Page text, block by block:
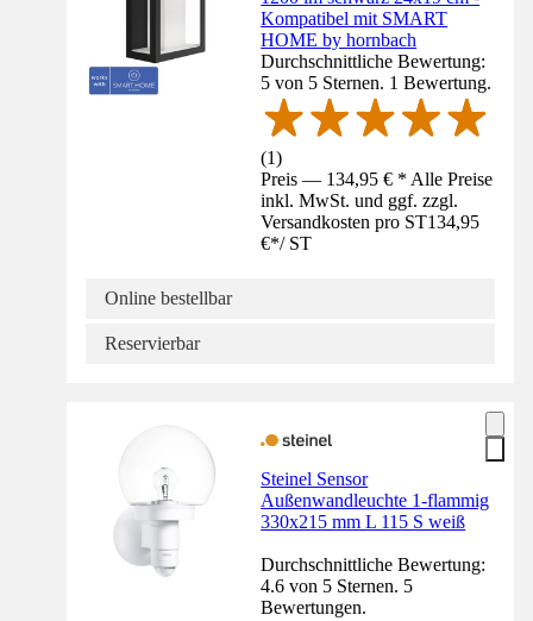
Kompatibel mit SMART
HOME by hornbach
Durchschnittliche Bewertung:
5 von 5 Sternen. 1 Bewertung.
(1)
Preis — 134,95 € * Alle Preise
inkl. MwSt. und ggf. zzgl.
Versandkosten pro ST134,95
€*/ ST
Online bestellbar
Reservierbar
Steinel Sensor
Außenwandleuchte 1-flammig
330x215 mm L 115 S weiß
Durchschnittliche Bewertung:
4.6 von 5 Sternen. 5
Bewertungen.